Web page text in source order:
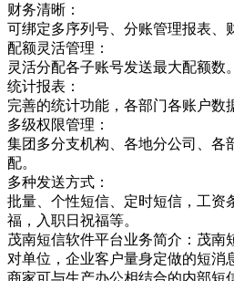
财务清晰：
可绑定多序列号、分账管理报表、
配额灵活管理：
灵活分配各子账号发送最大配额数。
统计报表：
完善的统计功能，各部门各账户数
多级权限管理：
集团多分支机构、各地分公司、各
配。
多种发送方式：
批量、个性短信、定时短信，工资
福，入职日祝福等。
茂南短信软件平台业务简介：茂南
对单位，企业客户量身定做的短消
商家可与生产办公相结合的内部短